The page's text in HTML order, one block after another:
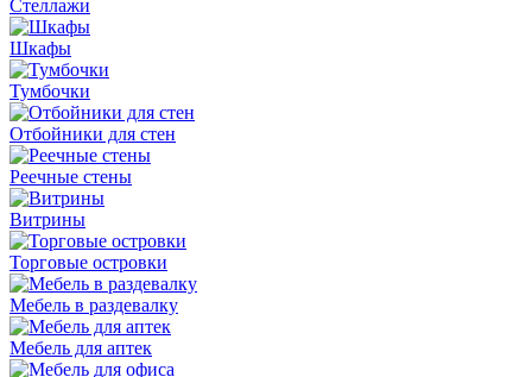
Стеллажи
Шкафы
Тумбочки
Отбойники для стен
Реечные стены
Витрины
Торговые островки
Мебель в раздевалку
Мебель для аптек